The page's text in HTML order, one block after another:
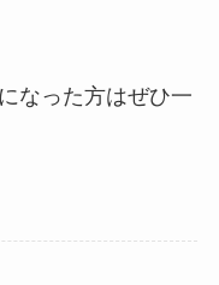
なった方はぜひ一